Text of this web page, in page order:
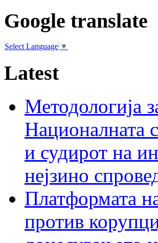
Google translate
Select Language ▼
Latest
Методологија
Националната
и судирот на
нејзино
Платформата
против